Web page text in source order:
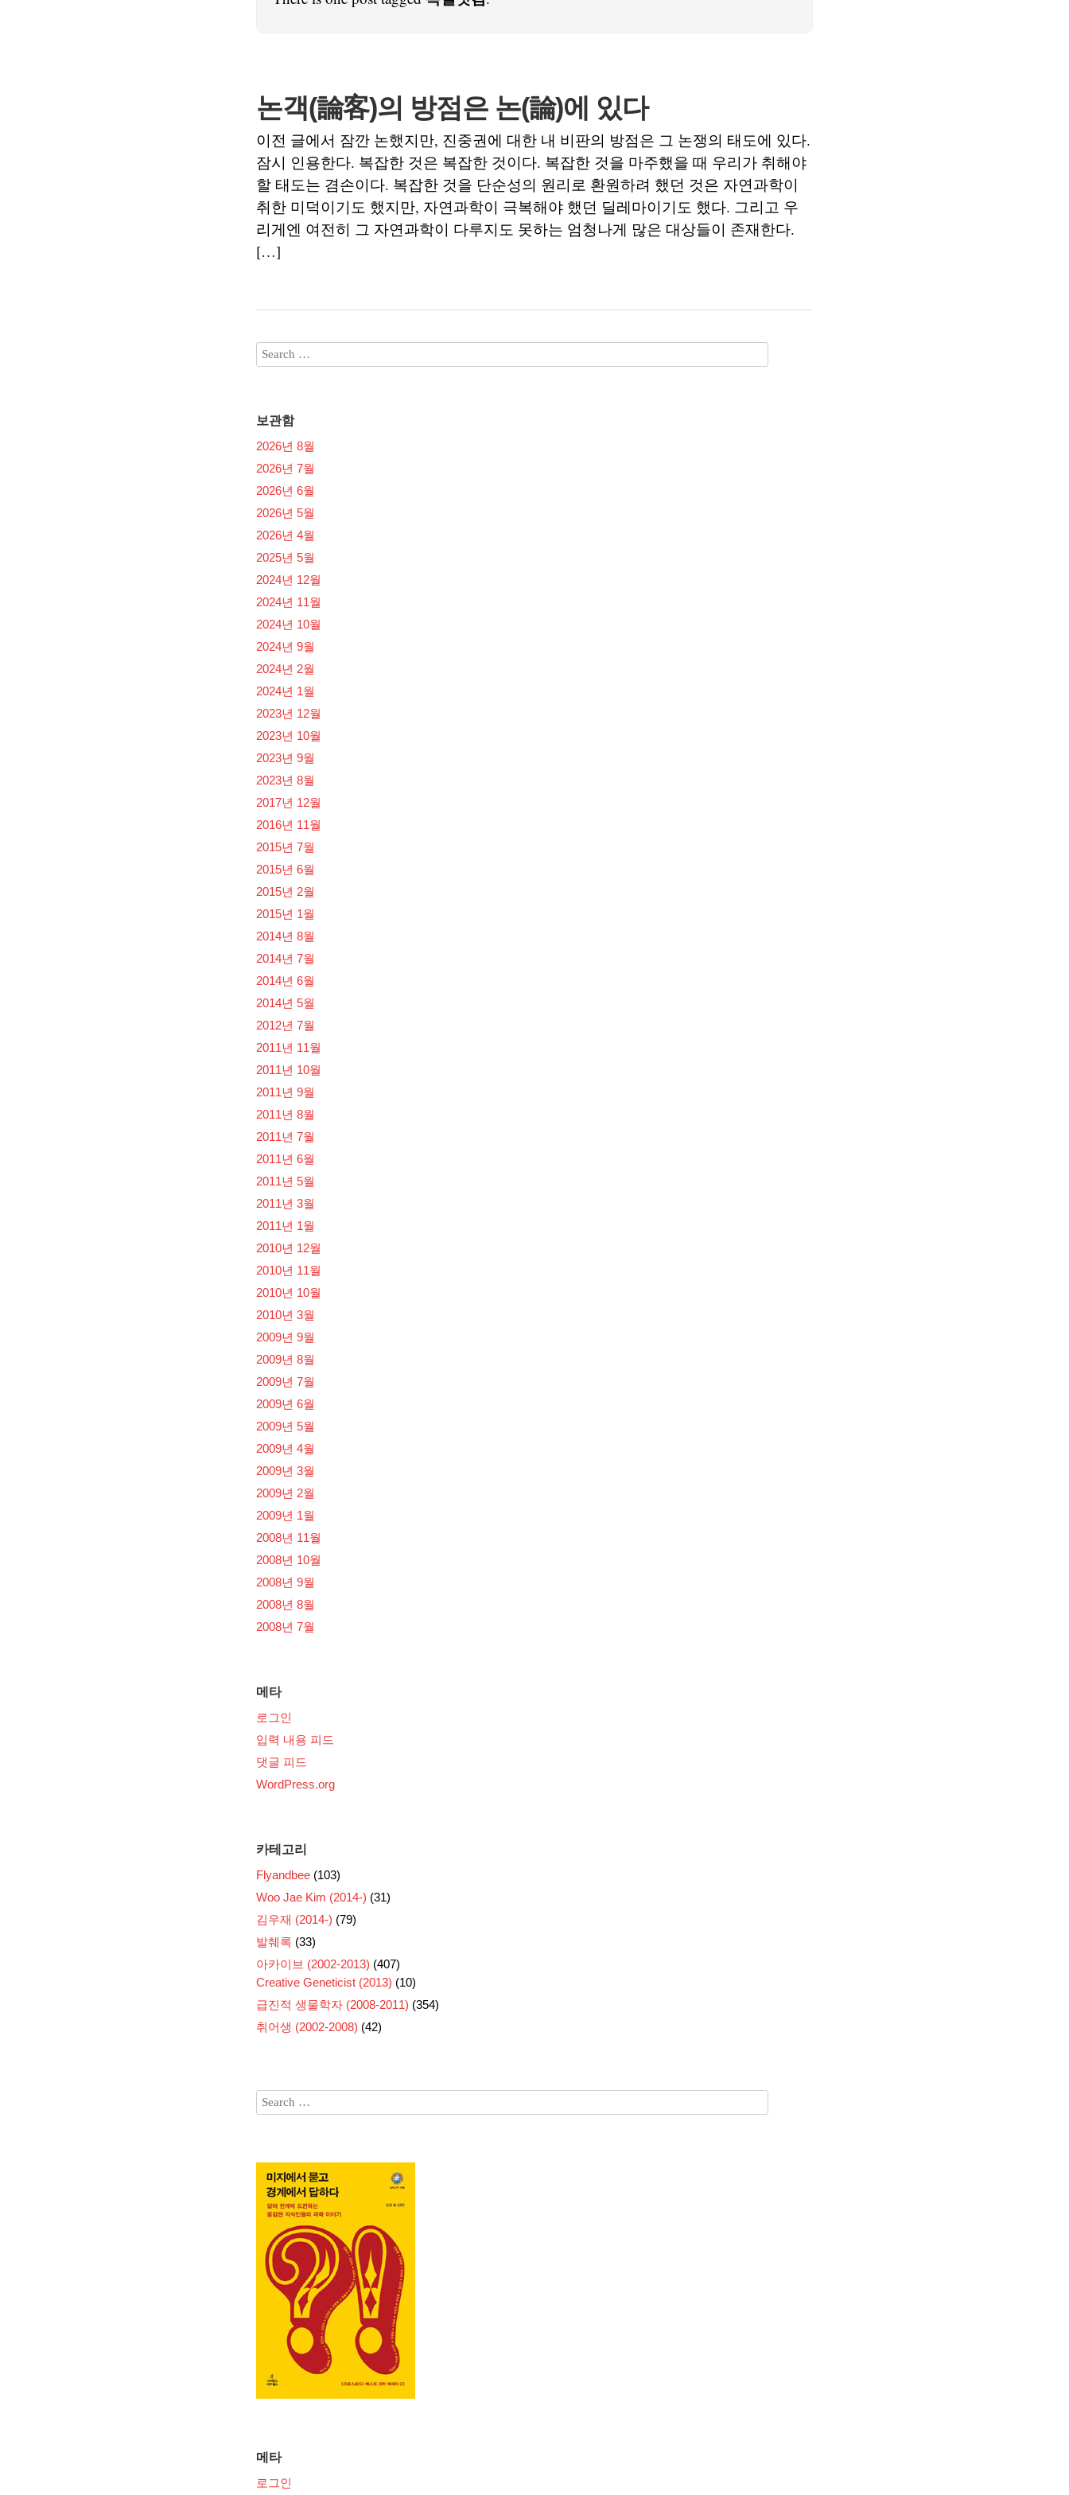
논객(論客)의 방점은 논(論)에 있다
이전 글에서 잠깐 논했지만, 진중권에 대한 내 비판의 방점은 그 논쟁의 태도에 있다.
잠시 인용한다. 복잡한 것은 복잡한 것이다. 복잡한 것을 마주했을 때 우리가 취해야
할 태도는 겸손이다. 복잡한 것을 단순성의 원리로 환원하려 했던 것은 자연과학이
취한 미덕이기도 했지만, 자연과학이 극복해야 했던 딜레마이기도 했다. 그리고 우
리게엔 여전히 그 자연과학이 다루지도 못하는 엄청나게 많은 대상들이 존재한다.
[…]
보관함
2026년 8월
2026년 7월
2026년 6월
2026년 5월
2026년 4월
2025년 5월
2024년 12월
2024년 11월
2024년 10월
2024년 9월
2024년 2월
2024년 1월
2023년 12월
2023년 10월
2023년 9월
2023년 8월
2017년 12월
2016년 11월
2015년 7월
2015년 6월
2015년 2월
2015년 1월
2014년 8월
2014년 7월
2014년 6월
2014년 5월
2012년 7월
2011년 11월
2011년 10월
2011년 9월
2011년 8월
2011년 7월
2011년 6월
2011년 5월
2011년 3월
2011년 1월
2010년 12월
2010년 11월
2010년 10월
2010년 3월
2009년 9월
2009년 8월
2009년 7월
2009년 6월
2009년 5월
2009년 4월
2009년 3월
2009년 2월
2009년 1월
2008년 11월
2008년 10월
2008년 9월
2008년 8월
2008년 7월
메타
로그인
입력 내용 피드
댓글 피드
WordPress.org
카테고리
Flyandbee (103)
Woo Jae Kim (2014-) (31)
김우재 (2014-) (79)
발췌록 (33)
아카이브 (2002-2013) (407)
Creative Geneticist (2013) (10)
급진적 생물학자 (2008-2011) (354)
취어생 (2002-2008) (42)
메타
로그인